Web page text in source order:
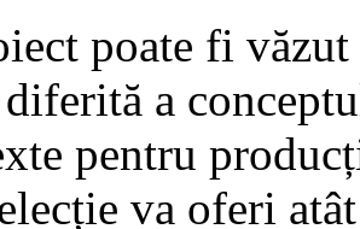
poate fi
a
pentru
va oferi